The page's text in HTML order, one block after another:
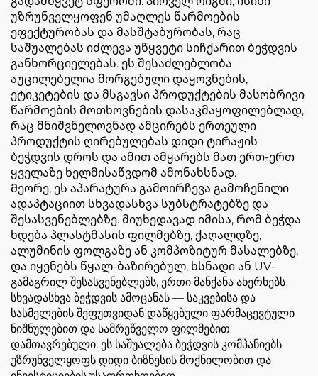
უზრუნველყოფენ უმაღლეს წარმოების
ეფექტურობას და მასშტაბურობას, რაც
საშუალებას იძლევა უწყვეტი სიჩქარით ბეჭდვის
განხორციელებას. ეს შესაძლებლობა
აუცილებელია მორგებული დაყოვნების,
ეტიკეტების და მსგავსი პროდუქტების მასობრივი
წარმოების მოთხოვნების დასაკმაყოფილებლად,
რაც მნიშვნელოვნად ამცირებს ერთეული
პროდუქტის ღირებულებას დიდი ტირაჟის
ბეჭდვის დროს და ამით ამყარებს მათ ერთ-ერთ
ყველაზე ხელმისაწვდომ ამონახსნად.
Მეორე, ეს აპარატურა გამოირჩევა გამოჩენილი
ადაპტაციით სხვადასხვა სუბსტრატებზე და
შესასვენებლებზე. მიუხედავად იმისა, რომ ბეჭდა
ხდება პლასტმასის ფილმებზე, ქაღალდზე,
ალუმინის ფოლგაზე ან კომპოზიტურ მასალებზე,
და იყენებს წყალ-ბაზირებულ, ხსნადი ან UV-
გამაგრილ შესასვენებლებს, ერთი მანქანა ახერხებს
სხვადასხვა ბეჭდვის ამოცანას — საკვებისა და
სასმელების შეფუთვიდან დაწყებული ფარმაცევტული
ნიშნულებით და სამრეწველო ფილმებით
დამთავრებული. ეს საშუალება ბეჭდვის კომპანიებს
უზრუნველყოფს დიდი ბიზნესის მოქნილობით და